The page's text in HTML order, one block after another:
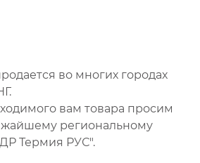
во многих городах
вам товара просим
региональному
Термия РУС".